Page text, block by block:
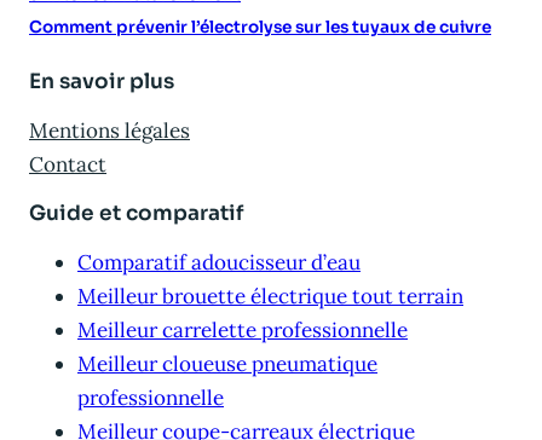
Comment prévenir l’électrolyse sur les tuyaux de cuivre
En savoir plus
Mentions légales
Contact
Guide et comparatif
Comparatif adoucisseur d’eau
Meilleur brouette électrique tout terrain
Meilleur carrelette professionnelle
Meilleur cloueuse pneumatique
professionnelle
Meilleur coupe-carreaux électrique